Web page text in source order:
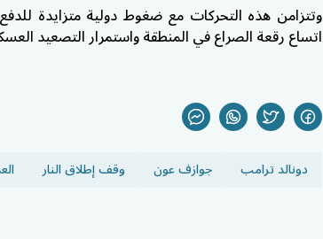
وتتزامن هذه التحركات مع ضغوط دولية متزايدة
اتساع رقعة الصراع في المنطقة واستمرار التصعيد
دونالد ترامب جوازف عون وقف إطلاق النار